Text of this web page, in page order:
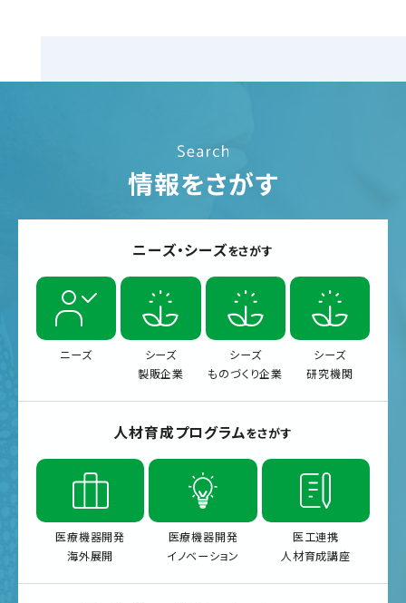
情報をさがす
ニーズ・シーズをさがす
ニーズ
シーズ
製販企業
シーズ
ものづくり企業
シーズ
研究機関
人材育成プログラムをさがす
医療機器開発
海外展開
医療機器開発
イノベーション
医工連携
人材育成講座